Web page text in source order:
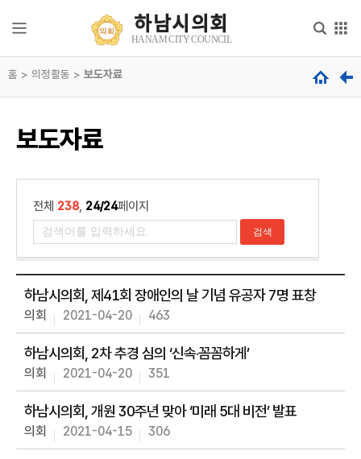
시
city
council
의
능
원
의
정
활
동
의
안
정
보
하남시의회
HANAM CITY COUNCIL
홈 > 의정활동 > 보도자료
보도자료
전체 238, 24/24페이지
하남시의회, 제41회 장애인의 날 기념 유공자 7명 표창
의회 2021-04-20 463
하남시의회, 2차 추경 심의 ‘신속‧꼼꼼하게’
의회 2021-04-20 351
하남시의회, 개원 30주년 맞아 ‘미래 5대 비전’ 발표
의회 2021-04-15 306